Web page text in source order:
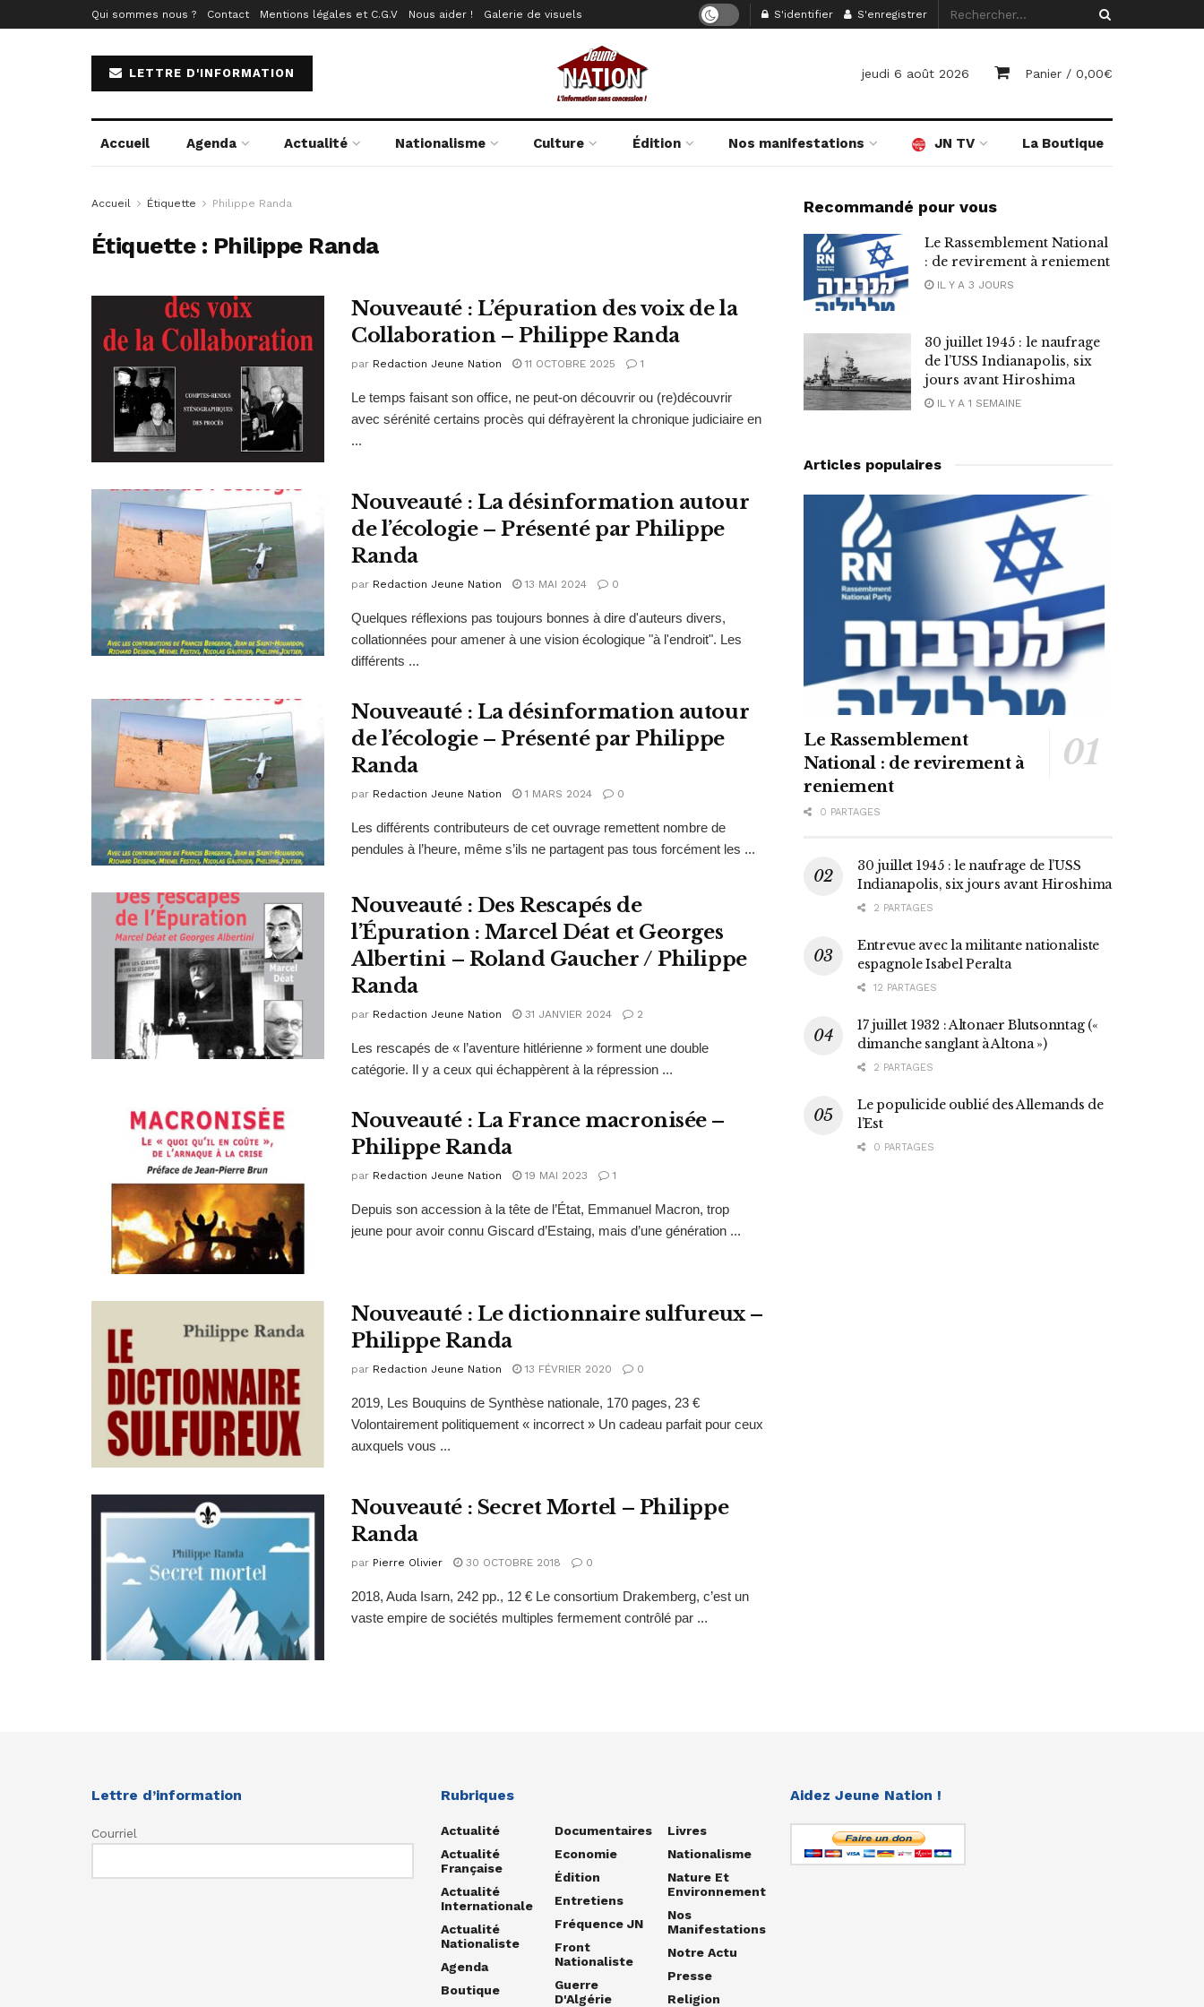
Qui sommes nous ? Contact Mentions légales et C.G.V Nous aider ! Galerie de visuels S'identifier S'enregistrer
LETTRE D'INFORMATION jeudi 6 août 2026 Panier / 0,00€
Accueil Agenda Actualité Nationalisme Culture Édition Nos manifestations JN TV La Boutique
Accueil Étiquette Philippe Randa
Étiquette : Philippe Randa
Nouveauté : L’épuration des voix de la
Collaboration – Philippe Randa
par Redaction Jeune Nation 11 OCTOBRE 2025 1
Le temps faisant son office, ne peut-on découvrir ou (re)découvrir
avec sérénité certains procès qui défrayèrent la chronique judiciaire en
...
Nouveauté : La désinformation autour
de l’écologie – Présenté par Philippe
Randa
par Redaction Jeune Nation 13 MAI 2024 0
Quelques réflexions pas toujours bonnes à dire d'auteurs divers,
collationnées pour amener à une vision écologique "à l'endroit". Les
différents ...
Nouveauté : La désinformation autour
de l’écologie – Présenté par Philippe
Randa
par Redaction Jeune Nation 1 MARS 2024 0
Les différents contributeurs de cet ouvrage remettent nombre de
pendules à l’heure, même s’ils ne partagent pas tous forcément les ...
Nouveauté : Des Rescapés de
l’Épuration : Marcel Déat et Georges
Albertini – Roland Gaucher / Philippe
Randa
par Redaction Jeune Nation 31 JANVIER 2024 2
Les rescapés de « l’aventure hitlérienne » forment une double
catégorie. Il y a ceux qui échappèrent à la répression ...
Nouveauté : La France macronisée –
Philippe Randa
par Redaction Jeune Nation 19 MAI 2023 1
Depuis son accession à la tête de l’État, Emmanuel Macron, trop
jeune pour avoir connu Giscard d’Estaing, mais d’une génération ...
Nouveauté : Le dictionnaire sulfureux –
Philippe Randa
par Redaction Jeune Nation 13 FÉVRIER 2020 0
2019, Les Bouquins de Synthèse nationale, 170 pages, 23 €
Volontairement politiquement « incorrect » Un cadeau parfait pour ceux
auxquels vous ...
Nouveauté : Secret Mortel – Philippe
Randa
par Pierre Olivier 30 OCTOBRE 2018 0
2018, Auda Isarn, 242 pp., 12 € Le consortium Drakemberg, c’est un
vaste empire de sociétés multiples fermement contrôlé par ...
Recommandé pour vous
Le Rassemblement National
: de revirement à reniement
IL Y A 3 JOURS
30 juillet 1945 : le naufrage
de l’USS Indianapolis, six
jours avant Hiroshima
IL Y A 1 SEMAINE
Articles populaires
Le Rassemblement
National : de revirement à
reniement
0 PARTAGES
30 juillet 1945 : le naufrage de l’USS
Indianapolis, six jours avant Hiroshima
2 PARTAGES
Entrevue avec la militante nationaliste
espagnole Isabel Peralta
12 PARTAGES
17 juillet 1932 : Altonaer Blutsonntag («
dimanche sanglant à Altona »)
2 PARTAGES
Le populicide oublié des Allemands de
l’Est
0 PARTAGES
Lettre d’information
Courriel
Rubriques
Actualité
Actualité
Française
Actualité
Internationale
Actualité
Nationaliste
Agenda
Boutique
Documentaires
Economie
Édition
Entretiens
Fréquence JN
Front
Nationaliste
Guerre
D'Algérie
Livres
Nationalisme
Nature Et
Environnement
Nos
Manifestations
Notre Actu
Presse
Religion
Aidez Jeune Nation !